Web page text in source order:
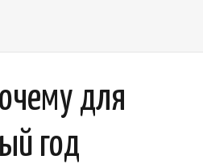
для
год